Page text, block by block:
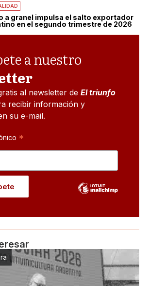
a granel impulsa el salto exportador
en el segundo trimestre de 2026
a nuestro
al newsletter de El triunfo
recibir información y
su e-mail.
*